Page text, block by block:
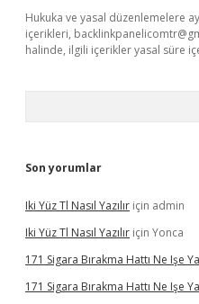
Hukuka ve yasal düzenlemelere
içerikleri,
halinde, ilgili içerikler yasal süre
Son yorumlar
Iki Yüz Tl Nasıl Yazılır için admin
Iki Yüz Tl Nasıl Yazılır için Yonca
171 Sigara Bırakma Hattı Ne Işe
171 Sigara Bırakma Hattı Ne Işe